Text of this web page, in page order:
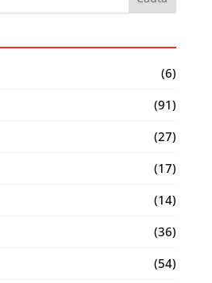
(6)
(91)
(27)
(17)
(14)
(36)
(54)